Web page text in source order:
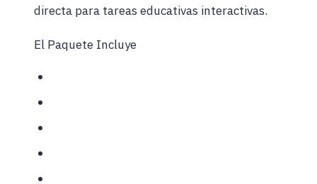
directa para tareas educativas interactivas.
El Paquete Incluye